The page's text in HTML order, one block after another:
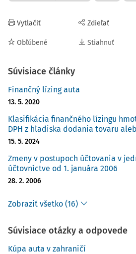
Vytlačiť
Obľúbené
Zdieľať
Stiahnuť
Súvisiace články
Finančný lízing auta
13. 5. 2020
Klasifikácia finančného lízingu
DPH z hľadiska dodania tovaru
15. 5. 2024
Zmeny v postupoch účtovania v
účtovníctve od 1. januára 2006
28. 2. 2006
Zobraziť všetko (16)
Súvisiace otázky a odpovede
Kúpa auta v zahraničí